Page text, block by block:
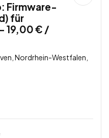
Firmware-
für
19,00 € /
Nordrhein-Westfalen,